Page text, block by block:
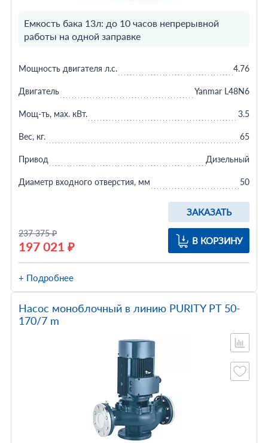
Емкость бака 13л: до 10 часов непрерывной
работы на одной заправке
237 375 ₽
197 021 ₽
ЗАКАЗАТЬ
В КОРЗИНУ
Мощность двигателя л.с. 4.76
Двигатель Yanmar L48N6
Мощ-ть, мax. кВт. 3.5
Вес, кг. 65
Привод Дизельный
Диаметр входного отверстия, мм 50
+ Подробнее
Насос моноблочный в линию PURITY PT 50-
170/7 m